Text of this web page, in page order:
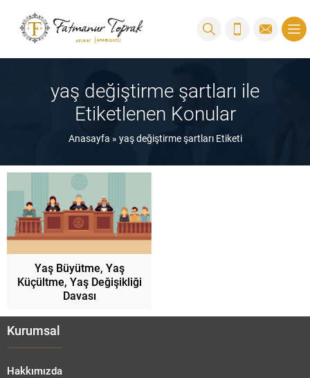
yaş değiştirme şartları ile
Etiketlenen Konular
Anasayfa » yaş değiştirme şartları Etiketi
Yaş Büyütme, Yaş
Küçültme, Yaş Değişikliği
Davası
Kurumsal
Hakkımızda